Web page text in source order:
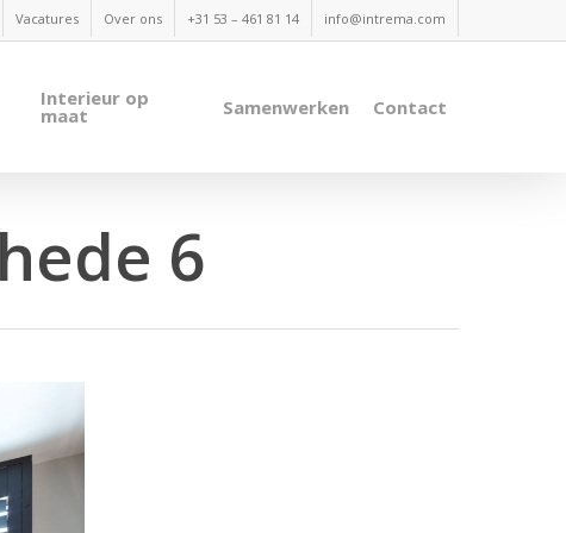
Vacatures Over ons +31 53 – 461 81 14 info@intrema.com
Interieur op
maat Samenwerken Contact
6